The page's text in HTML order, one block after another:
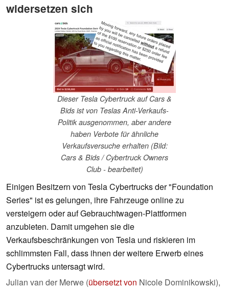
widersetzen sich
Dieser Tesla Cybertruck auf Cars &
Bids ist von Teslas Anti-Verkaufs-
Politik ausgenommen, aber andere
haben Verbote für ähnliche
Verkaufsversuche erhalten (Bild:
Cars & Bids / Cybertruck Owners
Club - bearbeitet)
Einigen Besitzern von Tesla Cybertrucks der "Foundation
Series" ist es gelungen, ihre Fahrzeuge online zu
versteigern oder auf Gebrauchtwagen-Plattformen
anzubieten. Damit umgehen sie die
Verkaufsbeschränkungen von Tesla und riskieren im
schlimmsten Fall, dass ihnen der weitere Erwerb eines
Cybertrucks untersagt wird.
Julian van der Merwe (übersetzt von Nicole Dominikowski),